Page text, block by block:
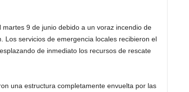
9 de junio debido a un voraz incendio de
servicios de emergencia locales recibieron el
de inmediato los recursos de rescate
una estructura completamente envuelta por las